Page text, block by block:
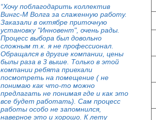
“Хочу поблагодарить коллектив
Вингс-М Волга за слаженную работу.
Заказали в октябре приточную
установку "Инновент", очень рады.
Процесс выбора был довольно
сложным т.к. я не профессионал.
Обращался в другие компании, цены
былы раза в 3 выше. Только в этой
компании ребята приехали
посмотреть на помещение ( не
понимаю как что-то можно
предлагать не понимая где и как это
все будет работать). Сам процесс
работы особо не запомнился,
наверное это и хорошо. К лету